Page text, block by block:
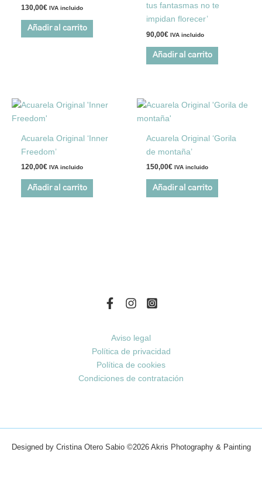
130,00€ IVA incluido
Añadir al carrito
tus fantasmas no te
impidan florecer’
90,00€ IVA incluido
Añadir al carrito
Acuarela Original ‘Inner
Freedom’
120,00€ IVA incluido
Añadir al carrito
Acuarela Original ‘Gorila
de montaña’
150,00€ IVA incluido
Añadir al carrito
Aviso legal
Política de privacidad
Política de cookies
Condiciones de contratación
Designed by Cristina Otero Sabio ©2026 Akris Photography & Painting